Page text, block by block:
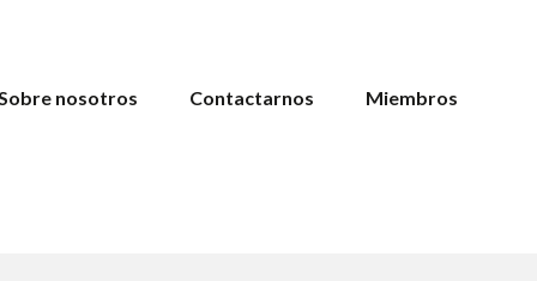
nosotros Contactarnos Miembros